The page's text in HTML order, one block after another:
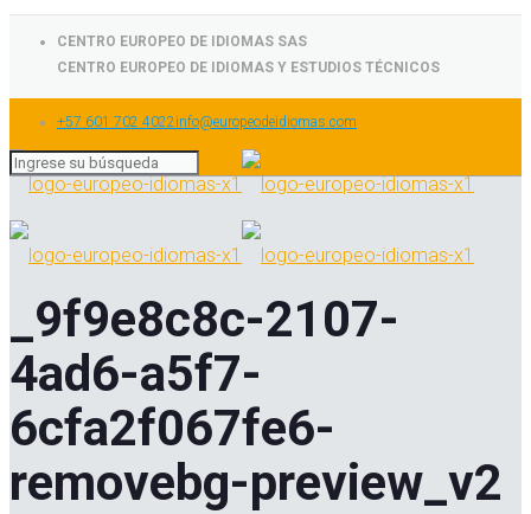
CENTRO EUROPEO DE IDIOMAS SAS
CENTRO EUROPEO DE IDIOMAS Y ESTUDIOS TÉCNICOS
+57 601 702 4022info@europeodeidiomas.com
_9f9e8c8c-2107-
4ad6-a5f7-
6cfa2f067fe6-
removebg-preview_v2